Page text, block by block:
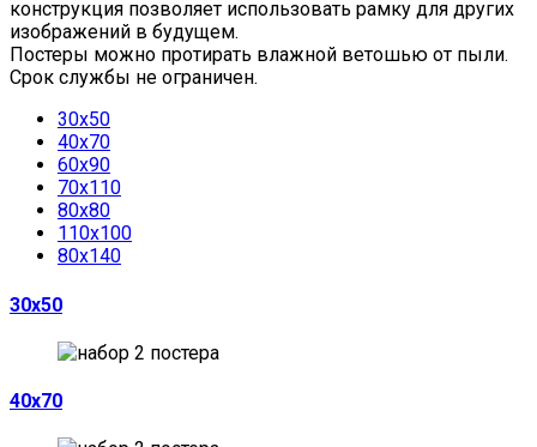
конструкция позволяет использовать рамку для других
изображений в будущем.
Постеры можно протирать влажной ветошью от пыли.
Срок службы не ограничен.
30х50
40х70
60х90
70х110
80х80
110х100
80х140
30х50
40х70